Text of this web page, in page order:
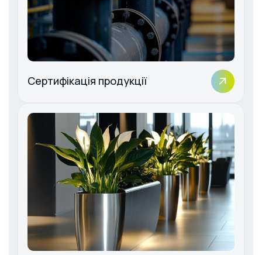
Сертифікація продукції